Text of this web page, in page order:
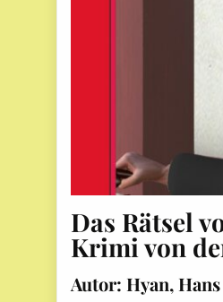
Das Rätsel
Krimi von
Autor: Hyan, Hans